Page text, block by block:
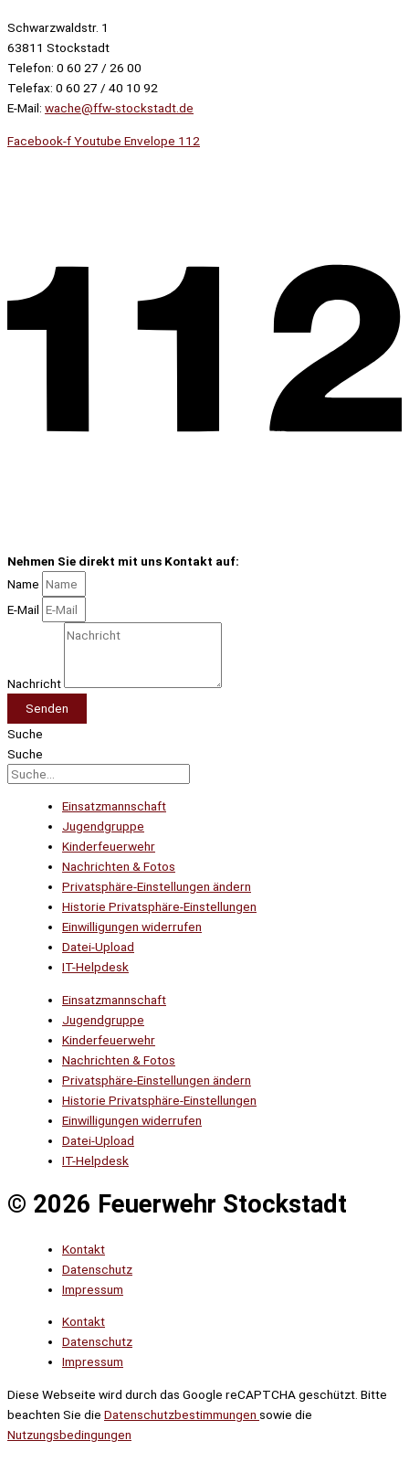
Schwarzwaldstr. 1
63811 Stockstadt
Telefon: 0 60 27 / 26 00
Telefax: 0 60 27 / 40 10 92
E-Mail: wache@ffw-stockstadt.de
Facebook-fYoutube Envelope 112
Nehmen Sie direkt mit uns Kontakt auf:
Name
E-Mail
Nachricht
Senden
Suche
Suche
Einsatzmannschaft
Jugendgruppe
Kinderfeuerwehr
Nachrichten & Fotos
Privatsphäre-Einstellungen ändern
Historie Privatsphäre-Einstellungen
Einwilligungen widerrufen
Datei-Upload
IT-Helpdesk
Einsatzmannschaft
Jugendgruppe
Kinderfeuerwehr
Nachrichten & Fotos
Privatsphäre-Einstellungen ändern
Historie Privatsphäre-Einstellungen
Einwilligungen widerrufen
Datei-Upload
IT-Helpdesk
© 2026 Feuerwehr Stockstadt
Kontakt
Datenschutz
Impressum
Kontakt
Datenschutz
Impressum
Diese Webseite wird durch das Google reCAPTCHA geschützt. Bitte
beachten Sie die Datenschutzbestimmungen sowie die
Nutzungsbedingungen